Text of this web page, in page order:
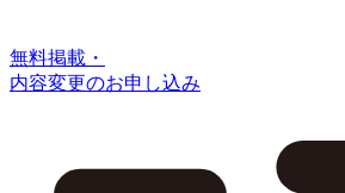
無料掲載・
内容変更のお申し込み